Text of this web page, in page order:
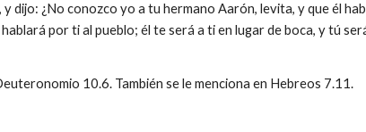
dijo: ¿No conozco yo a tu hermano Aarón, levita, y que él
por ti al pueblo; él te será a ti en lugar de boca, y tú
10.6. También se le menciona en Hebreos 7.11.